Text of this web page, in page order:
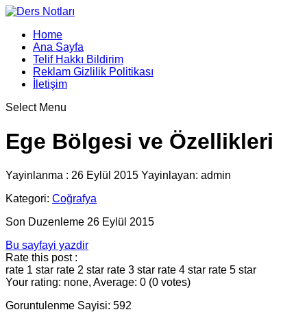
Home
Ana Sayfa
Telif Hakkı Bildirim
Reklam Gizlilik Politikası
İletişim
Select Menu
Ege Bölgesi ve Özellikleri
Yayinlanma : 26 Eylül 2015 Yayinlayan: admin
Kategori: Coğrafya
Son Duzenleme 26 Eylül 2015
Bu sayfayi yazdir
Rate this post :
rate 1 star rate 2 star rate 3 star rate 4 star rate 5 star
Your rating: none, Average: 0 (0 votes)
Goruntulenme Sayisi: 592